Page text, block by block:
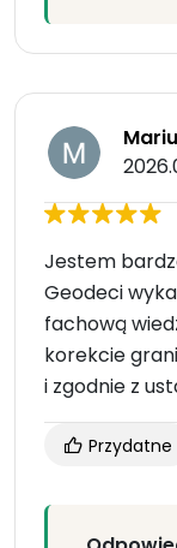
Jestem
Geodeci
fachową
korekcie
i zgodnie z
Przydatne